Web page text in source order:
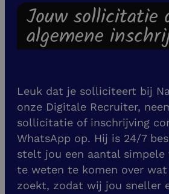
Jouw sollicitatie
algemene
Leuk dat je solliciteert bij
onze Digitale Recruiter,
sollicitatie of inschrijving
WhatsApp op. Hij is 24/7
stelt jou een aantal simpele
te weten te komen over
zoekt, zodat wij jou sneller